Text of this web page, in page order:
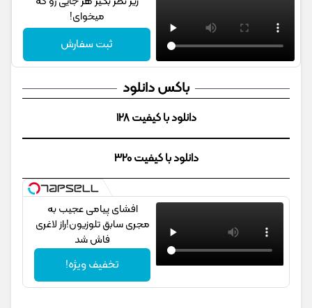
میخوای!
ثبت سفارش
باکس دانلود
دانلود با کیفیت 128
دانلود با کیفیت 320
افشای پیامی عجیب به
مجری سابق تلوزیون!راز لاغری
فاش شد
تخفیف ویژه!